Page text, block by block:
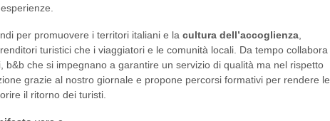
per promuovere i territori italiani e la cultura dell’accoglienza
turistici che i viaggiatori e le comunità locali. Da tempo collabora
b&b che si impegnano a garantire un servizio di qualità ma nel rispetto
grazie al nostro giornale e propone percorsi formativi per rendere le
il ritorno dei turisti.